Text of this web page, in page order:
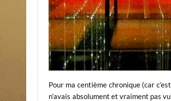
Pour ma centième chronique (car
n’avais absolument et vraiment pas